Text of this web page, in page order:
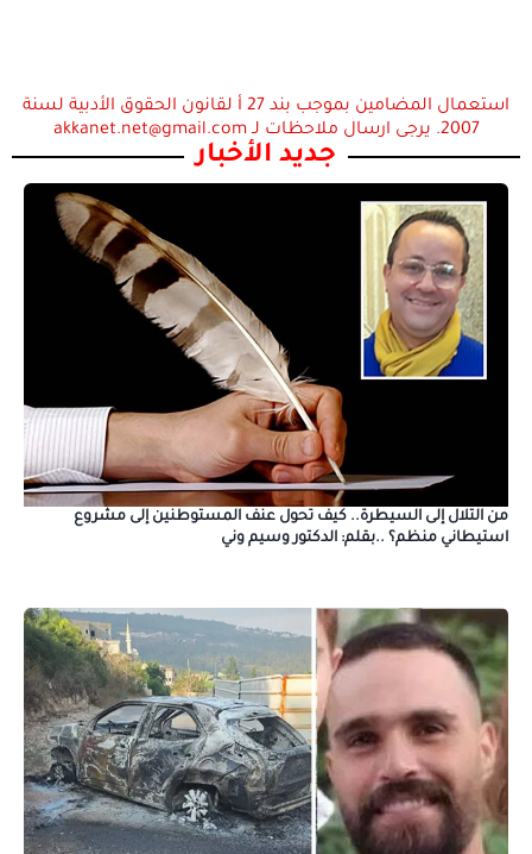
استعمال المضامين بموجب بند 27 أ لقانون الحقوق الأدبية لسنة
2007. يرجى ارسال ملاحظات لـ akkanet.net@gmail.com
جديد الأخبار
من التلال إلى السيطرة.. كيف تحول عنف المستوطنين إلى مشروع
استيطاني منظم؟ ..بقلم: الدكتور وسيم وني